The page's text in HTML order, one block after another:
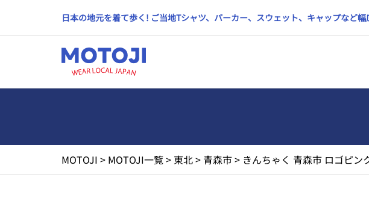
日本の地元を着て歩く! ご当地Tシャツ、パーカー、スウェット、キャップなど
MOTOJI > MOTOJI一覧> 東北> 青森市> きんちゃく 青森市 ロゴピン